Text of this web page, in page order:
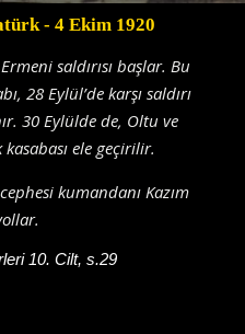
- 4 Ekim 1920
saldırısı başlar. Bu
28 Eylül’de karşı saldırı
30 Eylülde de, Oltu ve
ele geçirilir.
kumandanı Kazım
10. Cilt, s.29